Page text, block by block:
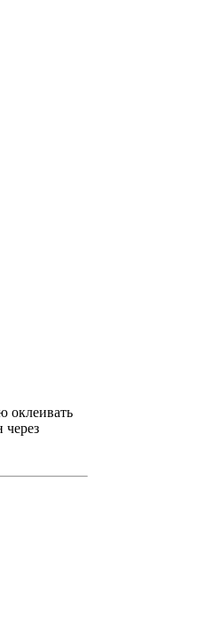
оклеивать